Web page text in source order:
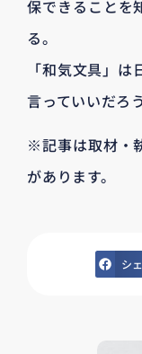
保できることを
る。
「和気文具」
言っていいだろう
※記事は取材・
があります。
シ